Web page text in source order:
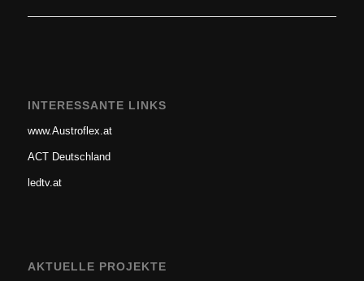
INTERESSANTE LINKS
www.Austroflex.at
ACT Deutschland
ledtv.at
AKTUELLE PROJEKTE